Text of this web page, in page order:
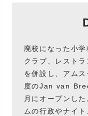
廃校になった小
クラブ、レスト
を併設し、アム
度のJan van
月にオープンし
ムの行政やナイ